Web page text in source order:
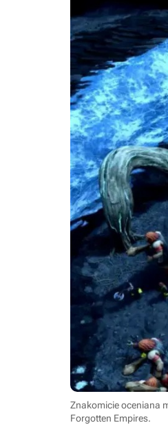
Znakomicie oceniana
Forgotten Empires.